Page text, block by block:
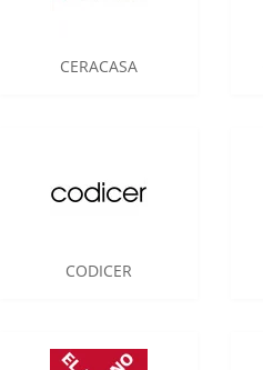
CERACASA
CODICER